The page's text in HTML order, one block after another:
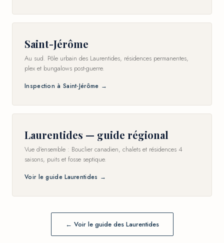
Saint-Jérôme
Au sud. Pôle urbain des Laurentides, résidences permanentes,
plex et bungalows post-guerre.
Inspection à Saint-Jérôme →
Laurentides — guide régional
Vue d'ensemble : Bouclier canadien, chalets et résidences 4
saisons, puits et fosse septique.
Voir le guide Laurentides →
← Voir le guide des Laurentides